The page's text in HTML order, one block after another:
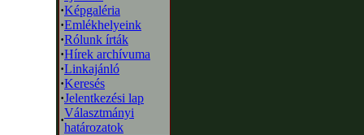
·Képgaléria
·Emlékhelyeink
·Rólunk írták
·Hírek archívuma
·Linkajánló
·Keresés
·Jelentkezési lap
·
Választmányi
határozatok